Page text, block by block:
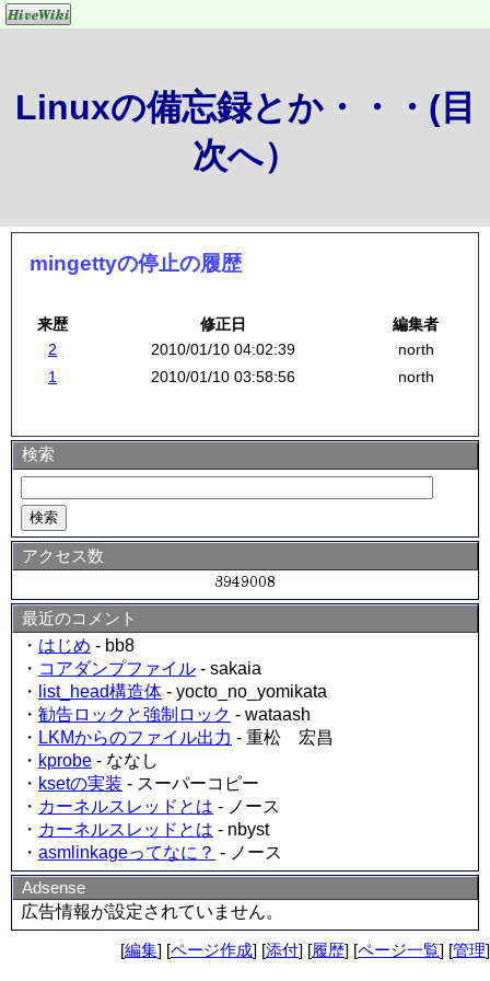
Linuxの備忘録とか・・・(目
次へ）
mingettyの停止の履歴
来歴 修正日
編集者
2
2010/01/10 04:02:39
north
1
2010/01/10 03:58:56 north
検索
アクセス数
最近のコメント
・ はじめ - bb8
・ コアダンプファイル - sakaia
・
list_head構造体 - yocto_no_yomikata
・ 勧告ロックと強制ロック - wataash
・ LKMからのファイル出力 - 重松 宏昌
・ kprobe - ななし
・ ksetの実装 - スーパーコピー
・ カーネルスレッドとは - ノース
・ カーネルスレッドとは - nbyst
・ asmlinkageってなに？ - ノース
Adsense
広告情報が設定されていません。
[編集] [ページ作成] [添付] [履歴] [ページ一覧] [管理]